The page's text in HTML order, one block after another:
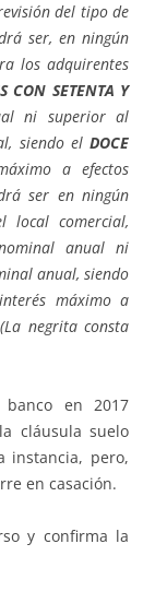
del tipo de
ser, en ningún
los adquirentes
CON SETENTA Y
ni superior al
siendo el DOCE
a efectos
ser en ningún
local comercial,
anual ni
anual, siendo
máximo a
negrita consta
en 2017
cláusula suelo
instancia, pero,
en casación.
y confirma la